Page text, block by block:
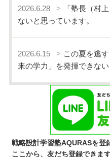
2026.6.28
「塾長（村
ないと思っています。
2026.6.15
この夏を逃
来の学力」を発揮できな
戦略設計学習塾AQURASを登
ここから、友だち登録できま